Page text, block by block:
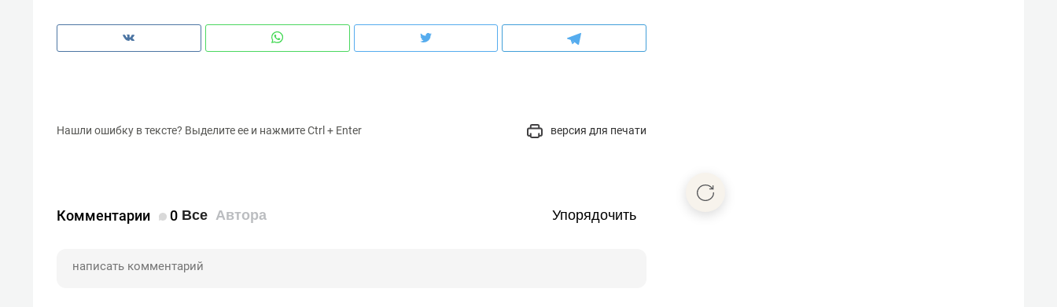
Нашли ошибку в тексте? Выделите ее и нажмите Ctrl + Enter версия для печати
Комментарии 0 Все Автора Упорядочить